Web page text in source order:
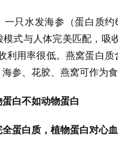
一只水发海参（蛋白质
式与人体完美匹配，吸
利用率很低。燕窝蛋白
参、花胶、燕窝可作为食
白不如动物蛋白
蛋白质，植物蛋白对心